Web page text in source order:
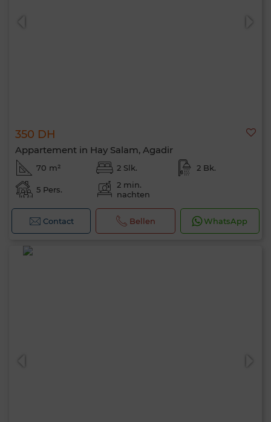
350 DH
Appartement in Hay Salam, Agadir
70 m² 2 Slk. 2 Bk.
5 Pers.
2 min.
nachten
Contact Bellen WhatsApp